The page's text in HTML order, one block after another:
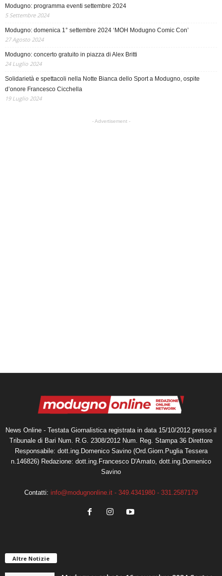
Modugno: programma eventi settembre 2024
5 Settembre 2024
Modugno: domenica 1° settembre 2024 ‘MOH Modugno Comic Con’
27 Agosto 2024
Modugno: concerto gratuito in piazza di Alex Britti
24 Luglio 2024
Solidarietà e spettacoli nella Notte Bianca dello Sport a Modugno, ospite
d’onore Francesco Cicchella
19 Luglio 2024
- Advertisement -
News Online - Testata Giornalistica registrata in data 15/10/2012 presso il
Tribunale di Bari Num. R.G. 2308/2012 Num. Reg. Stampa 36 Direttore
Responsabile: dott.ing.Domenico Savino (Ord.Giorn.Puglia Tessera
n.146826) Redazione: dott.ing.Francesco D'Amato, dott.ing.Domenico
Savino
Contatti: info@modugnonline.it - 349.4341980 - 331.2587179
Altre Notizie